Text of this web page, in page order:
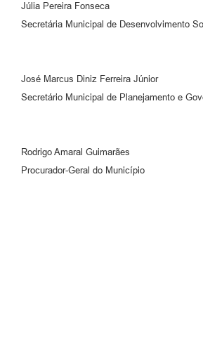
Júlia Pereira Fonseca
Secretária Municipal de Desenvolvimento
José Marcus Diniz Ferreira Júnior
Secretário Municipal de Planejamento e
Rodrigo Amaral Guimarães
Procurador-Geral do Município